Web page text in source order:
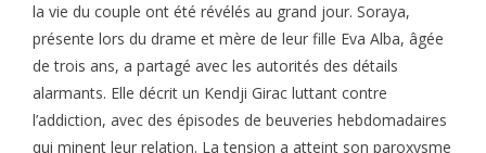
la vie du couple ont été révélés au grand jour. Soraya,
présente lors du drame et mère de leur fille Eva Alba, âgée
de trois ans, a partagé avec les autorités des détails
alarmants. Elle décrit un Kendji Girac luttant contre
l’addiction, avec des épisodes de beuveries hebdomadaires
qui minent leur relation. La tension a atteint son paroxysme